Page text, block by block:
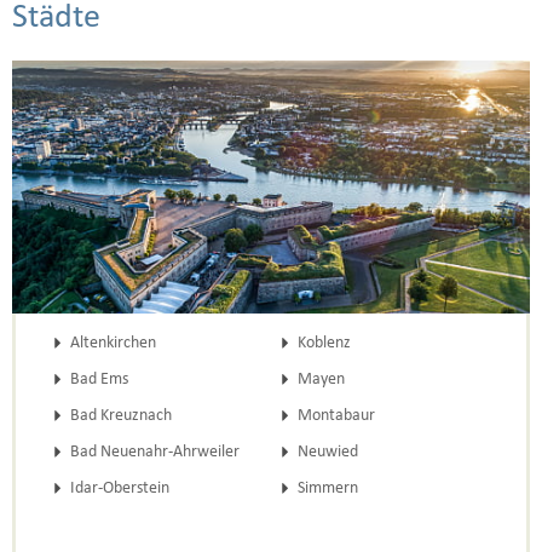
Städte
Altenkirchen
Bad Ems
Bad Kreuznach
Bad Neuenahr-Ahrweiler
Idar-Oberstein
Koblenz
Mayen
Montabaur
Neuwied
Simmern